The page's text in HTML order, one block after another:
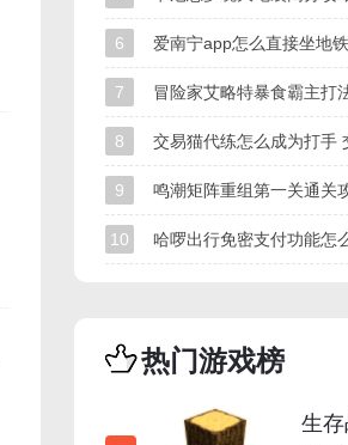
6 爱南宁app怎么直接坐地铁
7 冒险家艾略特暴食霸主打
8 交易猫代练怎么成为打手
9 鸣潮矩阵重组第一关通关
10 哈啰出行免密支付功能怎
热门游戏榜